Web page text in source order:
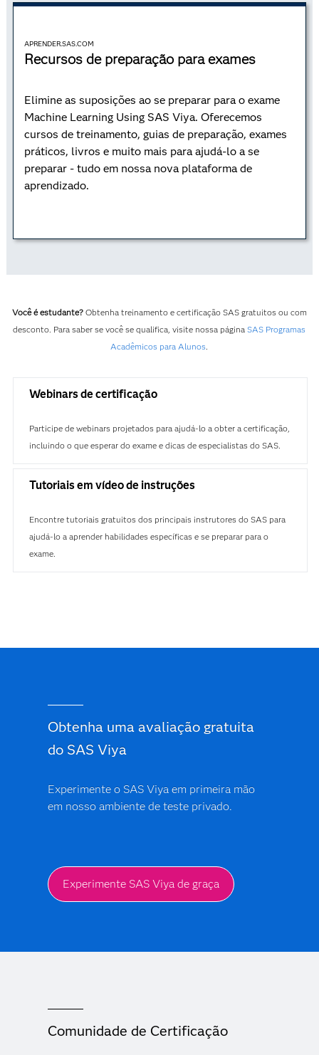
A00- 406
Encontre descontos acadêmicos
APRENDER.SAS.COM
Recursos de preparação para exames
Elimine as suposições ao se preparar para o exame
Machine Learning Using SAS Viya. Oferecemos
cursos de treinamento, guias de preparação, exames
práticos, livros e muito mais para ajudá-lo a se
preparar - tudo em nossa nova plataforma de
aprendizado.
Você é estudante?Obtenha treinamento e certificação SAS gratuitos ou com
desconto. Para saber se você se qualifica, visite nossa páginaSAS Programas
Acadêmicos para Alunos.
Webinars de certificação
Participe de webinars projetados para ajudá-lo a obter a certificação,
incluindo o que esperar do exame e dicas de especialistas do SAS.
Tutoriais em vídeo de instruções
Encontre tutoriais gratuitos dos principais instrutores do SAS para
ajudá-lo a aprender habilidades específicas e se preparar para o
exame.
Obtenha uma avaliação gratuita
do SAS Viya
Experimente o SAS Viya em primeira mão
em nosso ambiente de teste privado.
Experimente SAS Viya de graça
Comunidade de Certificação